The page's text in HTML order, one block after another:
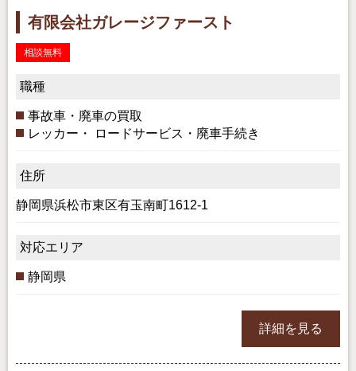
有限会社ガレージファースト
相談無料
職種
事故車・廃車の買取
レッカー・ ロードサービス・廃車手続き
住所
静岡県浜松市東区有玉南町1612-1
対応エリア
静岡県
詳細を見る